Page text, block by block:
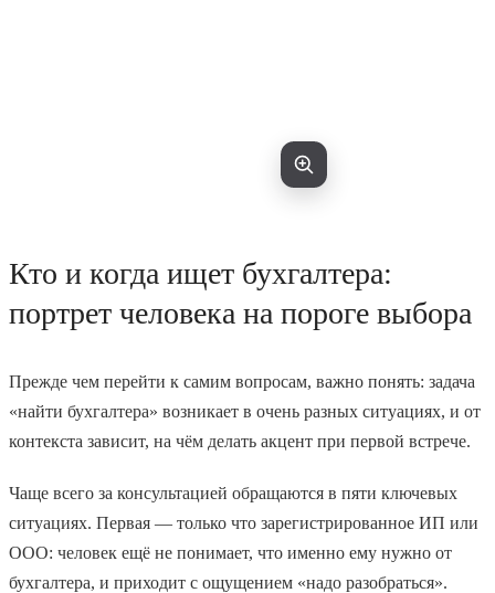
Кто и когда ищет бухгалтера:
портрет человека на пороге выбора
Прежде чем перейти к самим вопросам, важно понять: задача
«найти бухгалтера» возникает в очень разных ситуациях, и от
контекста зависит, на чём делать акцент при первой встрече.
Чаще всего за консультацией обращаются в пяти ключевых
ситуациях. Первая — только что зарегистрированное ИП или
ООО: человек ещё не понимает, что именно ему нужно от
бухгалтера, и приходит с ощущением «надо разобраться».